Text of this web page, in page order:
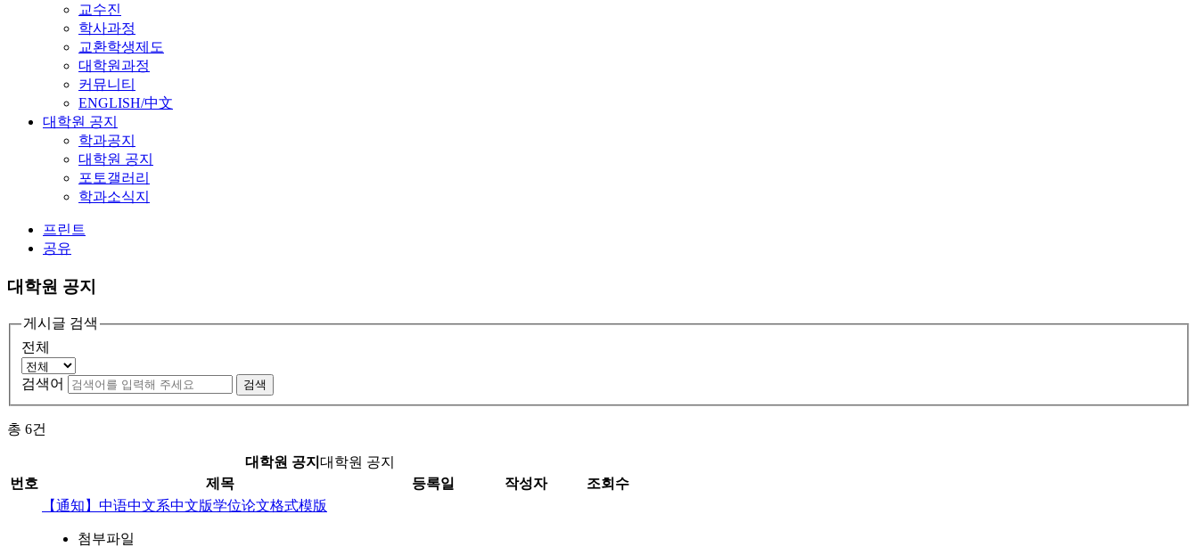
교수진
학사과정
교환학생제도
대학원과정
커뮤니티
ENGLISH/中文
대학원 공지
학과공지
대학원 공지
포토갤러리
학과소식지
프린트
공유
대학원 공지
게시글 검색
전체
검색어 검색
총 6건
대학원 공지 대학원 공지
번호
제목 등록일 작성자 조회수
【通知】中语中文系中文版学位论文格式模版
첨부파일